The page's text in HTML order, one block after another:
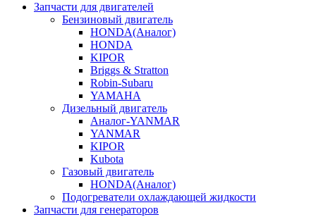
Запчасти для двигателей
Бензиновый двигатель
HONDA(Aналог)
HONDA
KIPOR
Briggs & Stratton
Robin-Subaru
YAMAHA
Дизельный двигатель
Аналог-YANMAR
YANMAR
KIPOR
Kubota
Газовый двигатель
HONDA(Aналог)
Подогреватели охлаждающей жидкости
Запчасти для генераторов